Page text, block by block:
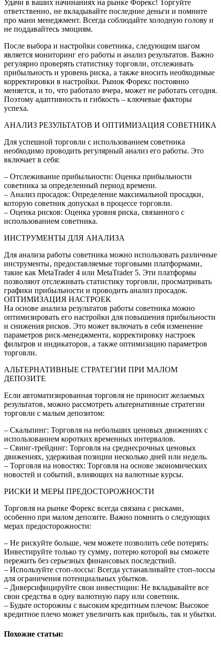
Удачи в ваших начинаниях на рынке Форекс! Торгуйте
ответственно‚ не вкладывайте последние деньги и помните
про мани менеджмент. Всегда соблюдайте холодную голову и
не поддавайтесь эмоциям.
После выбора и настройки советника‚ следующим шагом
является мониторинг его работы и анализ результатов. Важно
регулярно проверять статистику торговли‚ отслеживать
прибыльность и уровень риска‚ а также вносить необходимые
корректировки в настройки. Рынок Форекс постоянно
меняется‚ и то‚ что работало вчера‚ может не работать сегодня.
Поэтому адаптивность и гибкость – ключевые факторы
успеха.
АНАЛИЗ РЕЗУЛЬТАТОВ И ОПТИМИЗАЦИЯ СОВЕТНИКА
Для успешной торговли с использованием советника
необходимо проводить регулярный анализ его работы. Это
включает в себя:
– Отслеживание прибыльности: Оценка прибыльности
советника за определенный период времени.
– Анализ просадок: Определение максимальной просадки‚
которую советник допускал в процессе торговли.
– Оценка рисков: Оценка уровня риска‚ связанного с
использованием советника.
ИНСТРУМЕНТЫ ДЛЯ АНАЛИЗА
Для анализа работы советника можно использовать различные
инструменты‚ предоставляемые торговыми платформами‚
такие как MetaTrader 4 или MetaTrader 5. Эти платформы
позволяют отслеживать статистику торговли‚ просматривать
графики прибыльности и проводить анализ просадок.
ОПТИМИЗАЦИЯ НАСТРОЕК
На основе анализа результатов работы советника можно
оптимизировать его настройки для повышения прибыльности
и снижения рисков. Это может включать в себя изменение
параметров риск-менеджмента‚ корректировку настроек
фильтров и индикаторов‚ а также оптимизацию параметров
торговли.
АЛЬТЕРНАТИВНЫЕ СТРАТЕГИИ ПРИ МАЛОМ
ДЕПОЗИТЕ
Если автоматизированная торговля не приносит желаемых
результатов‚ можно рассмотреть альтернативные стратегии
торговли с малым депозитом:
– Скальпинг: Торговля на небольших ценовых движениях с
использованием коротких временных интервалов.
– Свинг-трейдинг: Торговля на среднесрочных ценовых
движениях‚ удерживая позиции несколько дней или недель.
– Торговля на новостях: Торговля на основе экономических
новостей и событий‚ влияющих на валютные курсы.
РИСКИ И МЕРЫ ПРЕДОСТОРОЖНОСТИ
Торговля на рынке Форекс всегда связана с рисками‚
особенно при малом депозите. Важно помнить о следующих
мерах предосторожности:
– Не рискуйте больше‚ чем можете позволить себе потерять:
Инвестируйте только ту сумму‚ потерю которой вы сможете
пережить без серьезных финансовых последствий.
– Используйте стоп-лоссы: Всегда устанавливайте стоп-лоссы
для ограничения потенциальных убытков.
– Диверсифицируйте свои инвестиции: Не вкладывайте все
свои средства в одну валютную пару или советник.
– Будьте осторожны с высоким кредитным плечом: Высокое
кредитное плечо может увеличить как прибыль‚ так и убытки.
Похожие статьи: